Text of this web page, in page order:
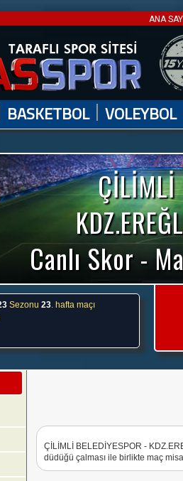
ANA
BASKETBOL | VOLEYBOL
ÇİLİMLİ
Canlı Skor -
Sezonu 23. hafta maçı
ÇİLİMLİ BELEDİYESPOR -
düdüğü çalması ile birlikte maç